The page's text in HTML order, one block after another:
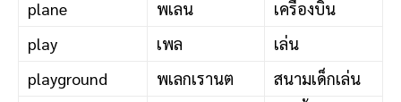
plane พเลน
เครื่องบิน
play
เพล
เล่น
playground
พเลกเรานต
สนามเด็กเล่น